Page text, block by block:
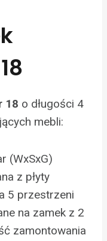
18 o długości 4
mebli:
(WxSxG)
z płyty
5 przestrzeni
na zamek z 2
zamontowania